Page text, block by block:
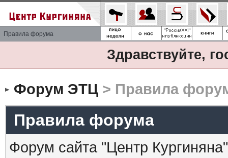
Правила форума
Здравствуйте,
Форум ЭТЦ> Правила
Правила форума
Форум сайта "Центр